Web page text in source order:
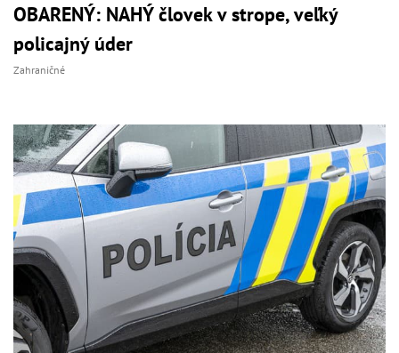
OBARENÝ: NAHÝ človek v strope, veľký
policajný úder
Zahraničné